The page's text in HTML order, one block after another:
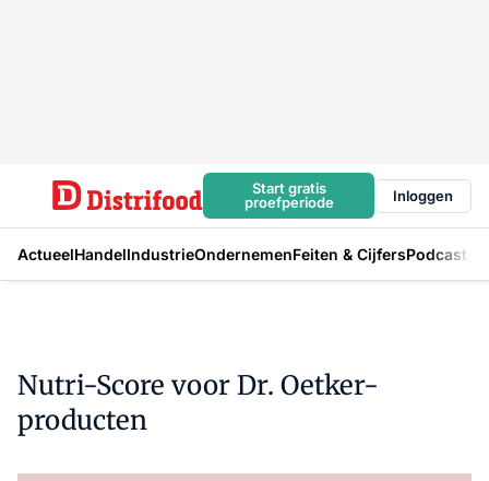
Start gratis
proefperiode
Inloggen
ActueelHandelIndustrieOndernemenFeiten & CijfersPodcast
Nutri-Score voor Dr. Oetker-
producten